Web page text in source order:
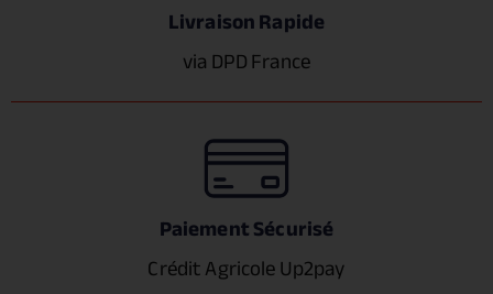
Livraison Rapide
via DPD France
Paiement Sécurisé
Crédit Agricole Up2pay